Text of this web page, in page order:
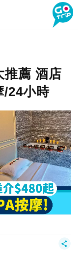
推薦 酒店
/24小時